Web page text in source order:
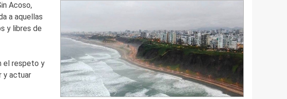
Acoso,
a aquellas
y libres de
el respeto y
y actuar